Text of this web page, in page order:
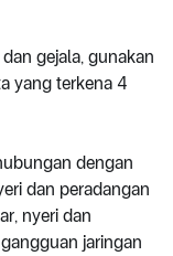
gejala, gunakan
yang terkena 4
dengan
dan peradangan
nyeri dan
jaringan